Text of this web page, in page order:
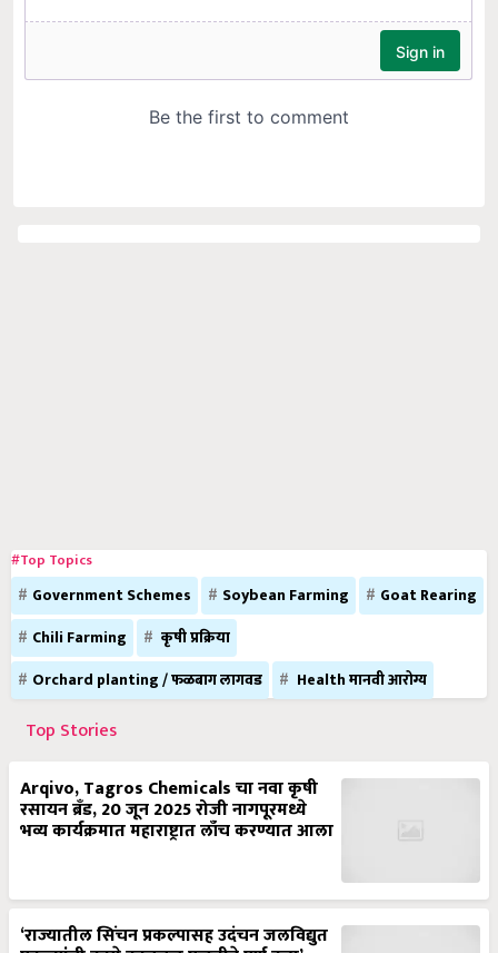
Government Schemes
Chili Farming
कृषी प्रक्रिया
Orchard planting / फळबाग लागवड
Top Stories
रसायन ब्रँड, 20 जून 2025 रोजी नागपूरमध्ये
भव्य कार्यक्रमात महाराष्ट्रात लाँच करण्यात आला
‘राज्यातील सिंचन प्रकल्पासह उदंचन जलविद्युत
प्रकल्पांची कामे कालबद्ध पद्धतीने पूर्ण करा’